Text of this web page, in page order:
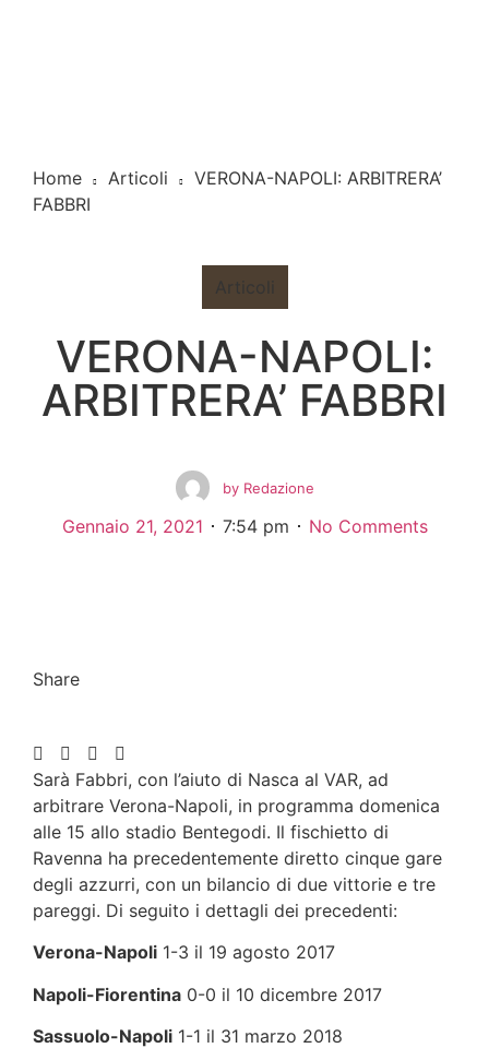
Home Articoli
VERONA-NAPOLI: ARBITRERA’
FABBRI
Articoli
VERONA-NAPOLI:
ARBITRERA’ FABBRI
byRedazione
Gennaio 21, 2021 7:54 pm No Comments
Share
Sarà Fabbri, con l’aiuto di Nasca al VAR, ad
arbitrare Verona-Napoli, in programma domenica
alle 15 allo stadio Bentegodi. Il fischietto di
Ravenna ha precedentemente diretto cinque gare
degli azzurri, con un bilancio di due vittorie e tre
pareggi. Di seguito i dettagli dei precedenti:
Verona-Napoli 1-3 il 19 agosto 2017
Napoli-Fiorentina 0-0 il 10 dicembre 2017
Sassuolo-Napoli 1-1 il 31 marzo 2018